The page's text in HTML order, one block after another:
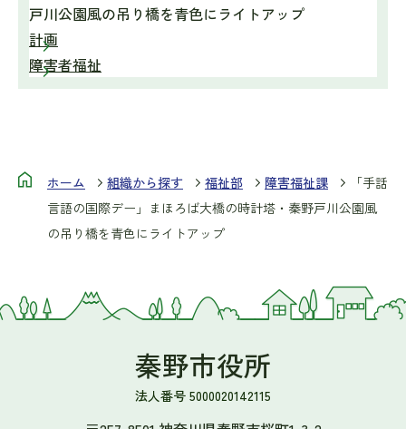
戸川公園風の吊り橋を青色にライトアップ
計画
障害者福祉
ホーム 組織から探す 福祉部 障害福祉課
「手話
言語の国際デー」まほろば大橋の時計塔・秦野戸川公園風
の吊り橋を青色にライトアップ
秦野市役所
法人番号 5000020142115